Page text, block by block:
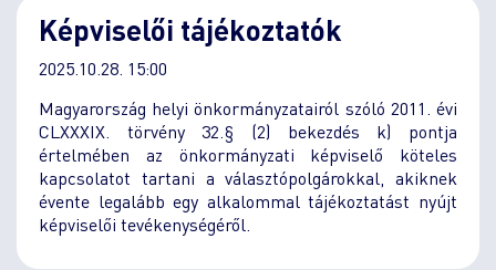
Képviselői tájékoztatók
2025.10.28. 15:00
Magyarország helyi önkormányzatairól szóló 2011. évi
CLXXXIX. törvény 32.§ (2) bekezdés k) pontja
értelmében az önkormányzati képviselő köteles
kapcsolatot tartani a választópolgárokkal, akiknek
évente legalább egy alkalommal tájékoztatást nyújt
képviselői tevékenységéről.